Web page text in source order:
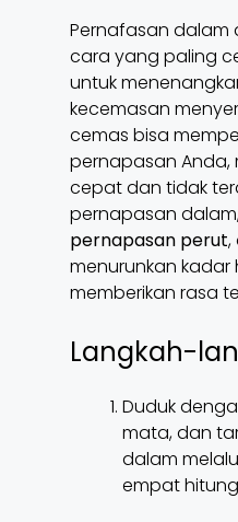
Pernafasan dalam
cara yang paling
untuk
kecemasan
cemas bisa
pernapasan
cepat dan tidak
pernapasan
pernapasan perut,
menurunkan
memberikan rasa
Langkah-
Duduk
mata, dan
dalam
empat